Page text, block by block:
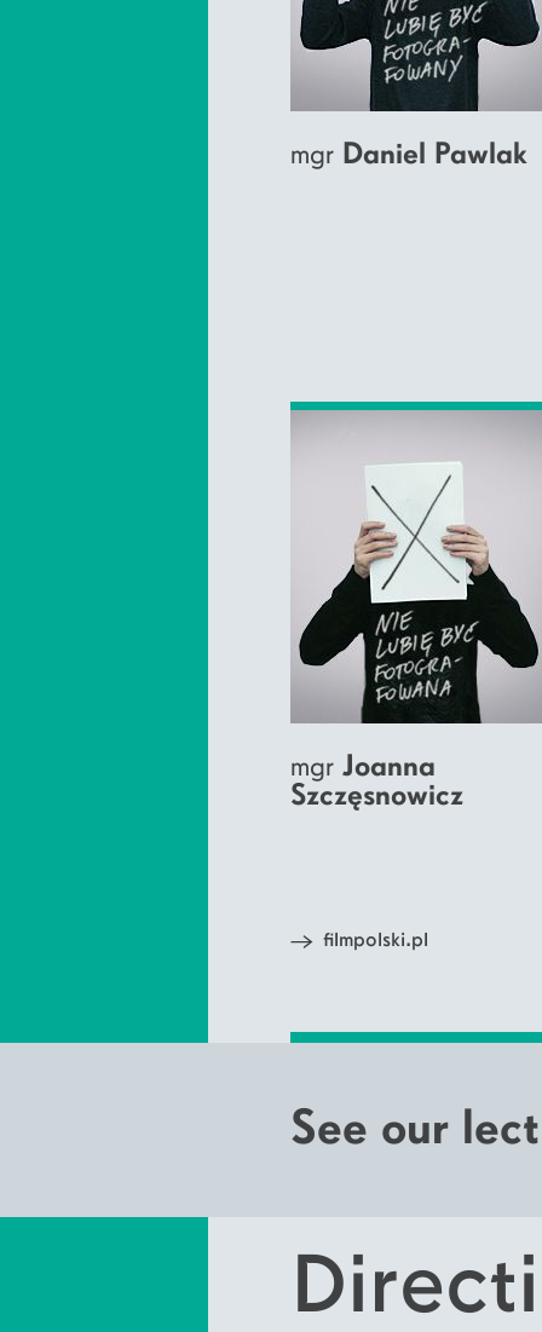
mgr Daniel Pawlak
mgr Joanna
Szczęsnowicz
filmpolski.pl
See our